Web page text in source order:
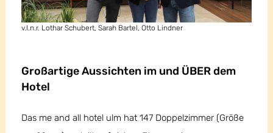
v.l.n.r. Lothar Schubert, Sarah Bartel, Otto Lindner
Großartige Aussichten im und ÜBER dem
Hotel
Das me and all hotel ulm hat 147 Doppelzimmer (Größe